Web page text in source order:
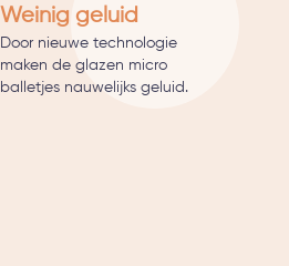
Weinig geluid
Door nieuwe technologie
maken de glazen micro
balletjes nauwelijks geluid.